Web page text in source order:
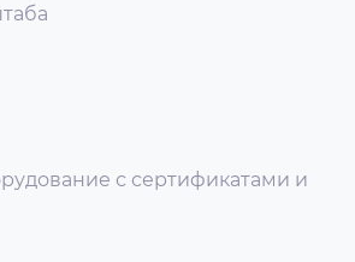
с сертификатами и